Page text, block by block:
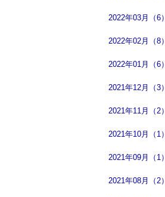
2022年03月（6）
2022年02月（8）
2022年01月（6）
2021年12月（3）
2021年11月（2）
2021年10月（1）
2021年09月（1）
2021年08月（2）